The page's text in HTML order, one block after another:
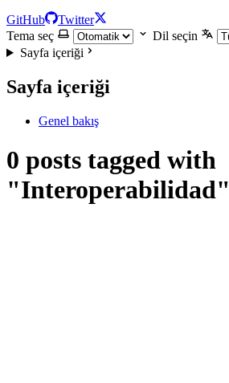
GitHub
Twitter
Tema seç
Dil seçin
Sayfa içeriği
Sayfa içeriği
Genel bakış
0 posts tagged with
"Interoperabilidad"